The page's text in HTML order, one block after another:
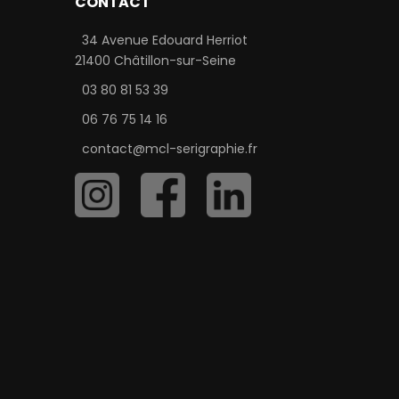
34 Avenue Edouard Herriot
21400 Châtillon-sur-Seine
03 80 81 53 39
06 76 75 14 16
contact@mcl-serigraphie.fr